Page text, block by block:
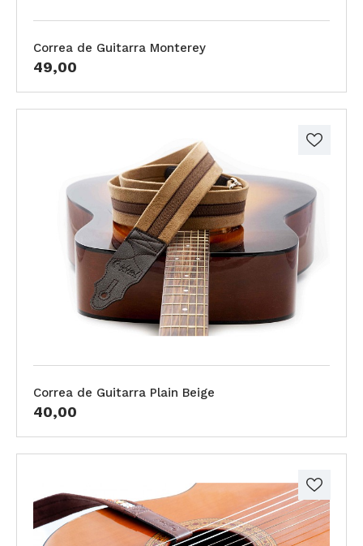
Correa de Guitarra Monterey
49,00
Correa de Guitarra Plain Beige
40,00